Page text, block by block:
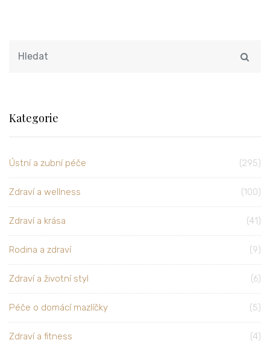
Kategorie
Ústní a zubní péče (295)
Zdraví a wellness (100)
Zdraví a krása (41)
Rodina a zdraví (9)
Zdraví a životní styl (6)
Péče o domácí mazlíčky (5)
Zdraví a fitness (4)